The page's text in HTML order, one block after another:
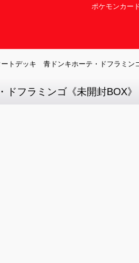
ポケモンカー
トデッキ 青ドンキホーテ・ドフラミン
フラミンゴ《未開封BOX》